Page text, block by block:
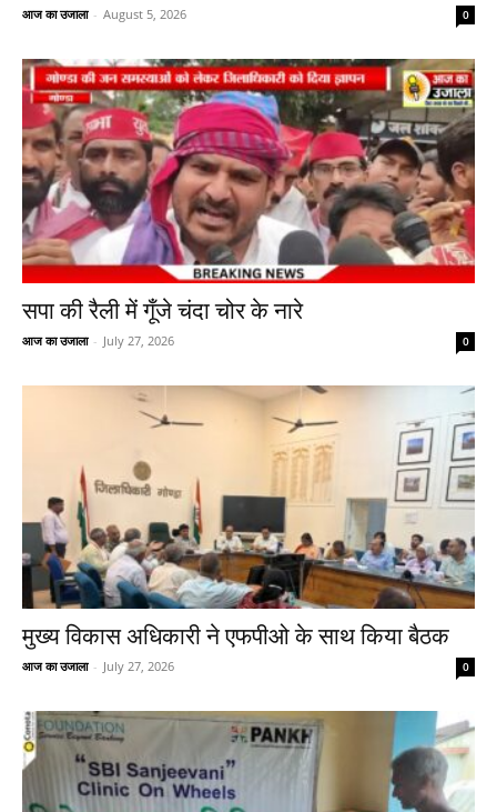
आज का उजाला - August 5, 2026 0
सपा की रैली में गूँजे चंदा चोर के नारे
आज का उजाला - July 27, 2026 0
मुख्य विकास अधिकारी ने एफपीओ के साथ किया बैठक
आज का उजाला - July 27, 2026 0